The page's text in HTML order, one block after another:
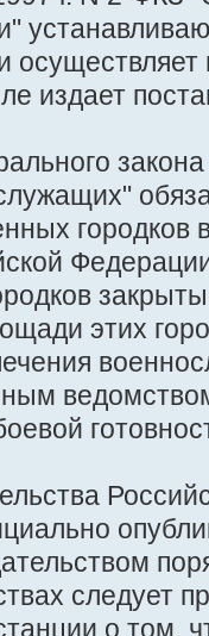
издает
городков
этих
следует
о том,